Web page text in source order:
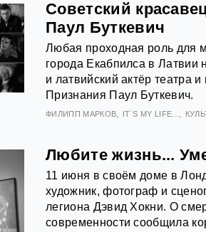
Советский
Паул Буткевич
Любая проходная роль для
города Екабпилса в Латвии
и латвийский актёр театра
Признания Паул Буткевич.
ФИЛИПП МАРКОВ IT`S MY LIFE...
Любите жизнь...
11 июня в своём доме в
художник, фотограф и
легиона Дэвид Хокни. О
современности сообщила